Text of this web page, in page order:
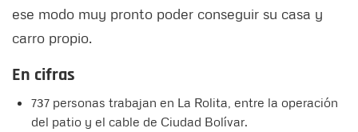
ese modo muy pronto poder conseguir su casa y
carro propio.
En cifras
737 personas trabajan en La Rolita, entre la operación
del patio y el cable de Ciudad Bolívar.